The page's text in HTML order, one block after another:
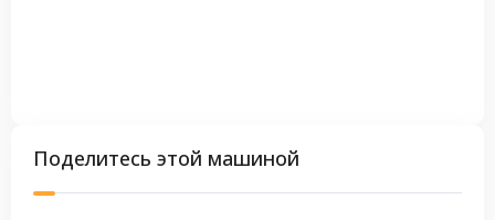
Поделитесь этой машиной